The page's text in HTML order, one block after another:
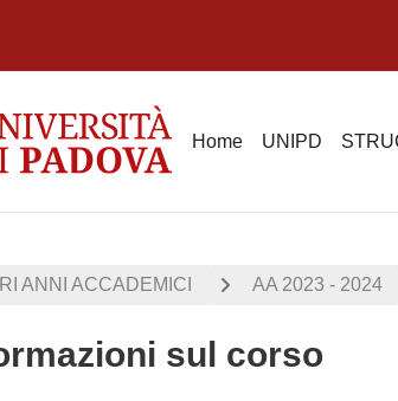
Home UNIPD
ANNI ACCADEMICI AA 2023 - 2024
sul corso